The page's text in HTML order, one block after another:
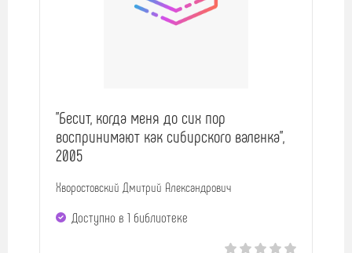
"Бесит, когда меня до сих пор
воспринимают как сибирского валенка",
2005
Хворостовский Дмитрий Александрович
Доступно в 1 библиотекe